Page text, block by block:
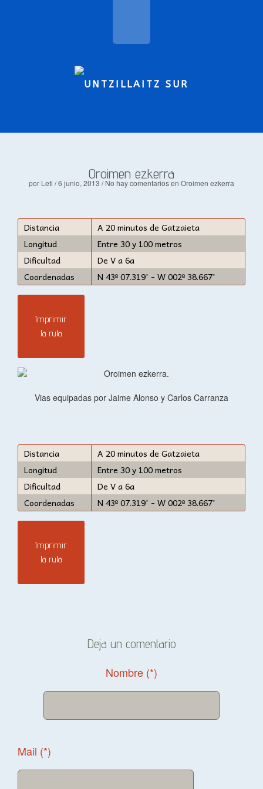
Oroimen ezkerra
por Leti / 6 junio, 2013 /No hay comentariosen Oroimen ezkerra
Distancia
A 20 minutos de Gatzaieta
Longitud
Entre 30 y 100 metros
Dificultad
De V a 6a
Coordenadas
N 43º 07.319' - W 002º 38.667'
Imprimir
la ruta
Vias equipadas por Jaime Alonso y Carlos Carranza
Distancia
A 20 minutos de Gatzaieta
Longitud
Entre 30 y 100 metros
Dificultad
De V a 6a
Coordenadas
N 43º 07.319' - W 002º 38.667'
Imprimir
la ruta
Deja un comentario
Nombre (*)
Mail (*)